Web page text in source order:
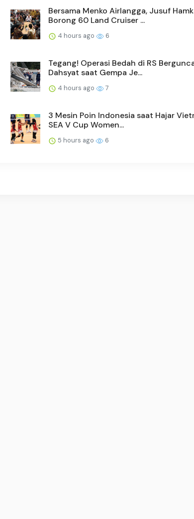
Bersama Menko Airlangga, Jusuf
Borong 60 Land Cruiser ...
4 hours ago 6
Tegang! Operasi Bedah di RS
Dahsyat saat Gempa Je...
4 hours ago 7
3 Mesin Poin Indonesia saat Hajar
SEA V Cup Women...
5 hours ago 6